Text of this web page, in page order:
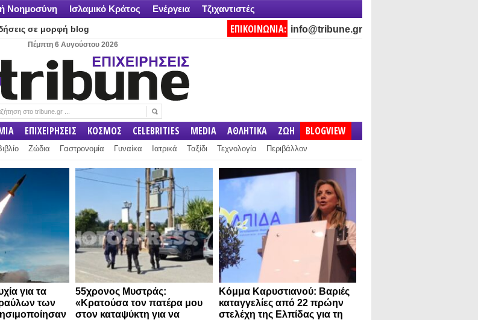
Νοημοσύνη Ισλαμικό Κράτος Ενέργεια Τζιχαντιστές
σε μορφή blog ΕΠΙΚΟΙΝΩΝΙΑ: info@tribune.gr
Πέμπτη 6 Αυγούστου 2026
ΕΠΙΧΕΙΡΗΣΕΙΣ ΚΟΣΜΟΣ CELEBRITIES MEDIA ΑΘΛΗΤΙΚΑ ΖΩΗ BLOGVIEW
Ζώδια Γαστρονομία Γυναίκα Ιατρικά Ταξίδι Τεχνολογία Περιβάλλον
για τα
των
55χρονος Μυστράς:
«Κρατούσα τον πατέρα μου
στον καταψύκτη για να
Κόμμα Καρυστιανού: Βαριές
καταγγελίες από 22 πρώην
στελέχη της Ελπίδας για τη